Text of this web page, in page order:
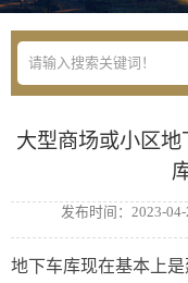
大型商场或小区
发布时间：2023-04-
地下车库现在基本上